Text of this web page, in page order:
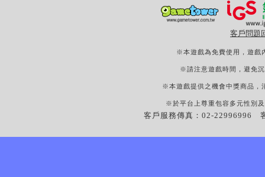
客戶問題
※本遊戲為免費使用，遊戲
※請注意遊戲時間，避免
※本遊戲提供之機會中獎商品，
※於平台上尊重包容多元性別
客戶服務傳真：02-22996996